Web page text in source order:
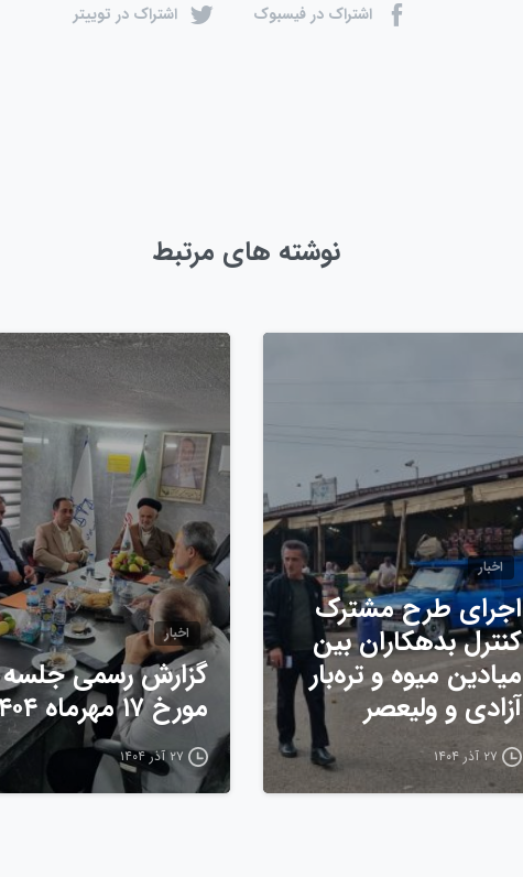
اشتراک در فیسبوک اشتراک در توییتر
نوشته های مرتبط
اخبار
اجرای طرح مشترک
کنترل بدهکاران بین
میادین میوه و تره‌بار
آزادی و ولیعصر
۲۷ آذر ۱۴۰۴
اخبار
گزارش رسمی جلسه
مورخ ۱۷ مهرماه ۱۴۰۴
۲۷ آذر ۱۴۰۴